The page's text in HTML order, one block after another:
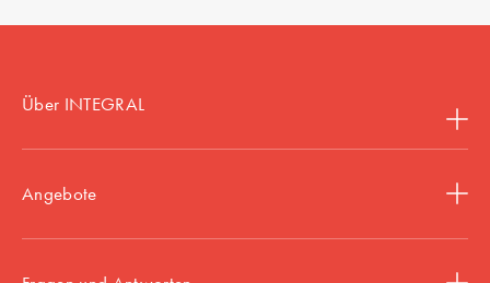
Über INTEGRAL
Angebote